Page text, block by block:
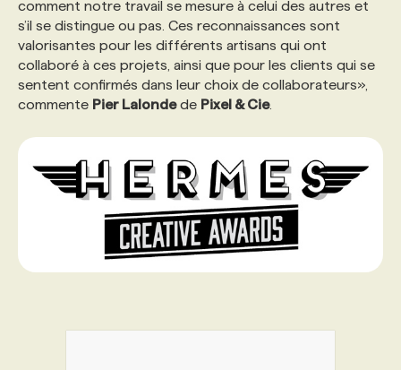
ANNONCEZ AVEC NOUS
comment notre travail se mesure à celui des autres et
s’il se distingue ou pas. Ces reconnaissances sont
valorisantes pour les différents artisans qui ont
collaboré à ces projets, ainsi que pour les clients qui se
sentent confirmés dans leur choix de collaborateurs»,
commente Pier Lalondede Pixel & Cie.